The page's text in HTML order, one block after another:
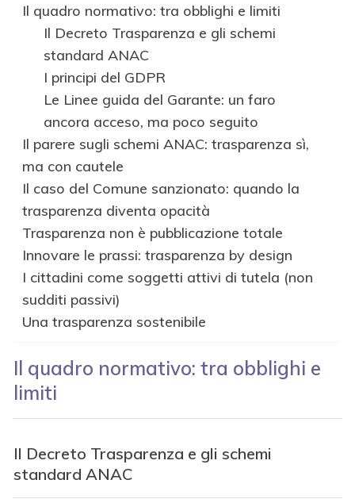
Il quadro normativo: tra obblighi e limiti
Il Decreto Trasparenza e gli schemi
standard ANAC
I principi del GDPR
Le Linee guida del Garante: un faro
ancora acceso, ma poco seguito
Il parere sugli schemi ANAC: trasparenza sì,
ma con cautele
Il caso del Comune sanzionato: quando la
trasparenza diventa opacità
Trasparenza non è pubblicazione totale
Innovare le prassi: trasparenza by design
I cittadini come soggetti attivi di tutela (non
sudditi passivi)
Una trasparenza sostenibile
Il quadro normativo: tra obblighi e
limiti
Il Decreto Trasparenza e gli schemi
standard ANAC